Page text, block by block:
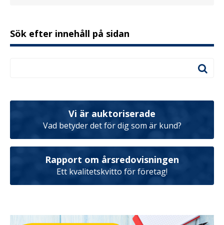
Sök efter innehåll på sidan
Vi är auktoriserade
Vad betyder det för dig som är kund?
Rapport om årsredovisningen
Ett kvalitetskvitto för företag!